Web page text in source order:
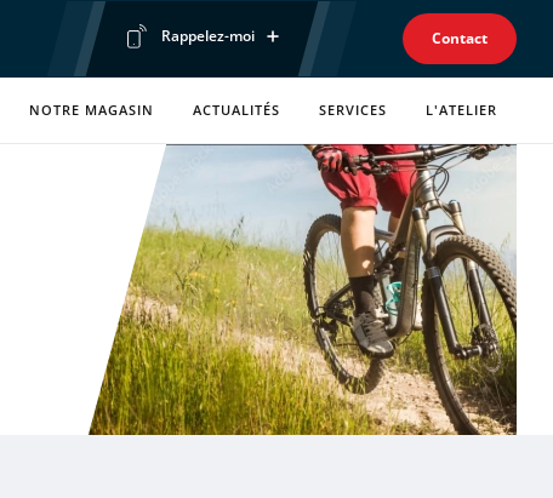
Rappelez-moi
Prénom
Envoyer ma demande
Politique de confidentialité
Contact
NOTRE MAGASIN ACTUALITÉS SERVICES L'ATELIER